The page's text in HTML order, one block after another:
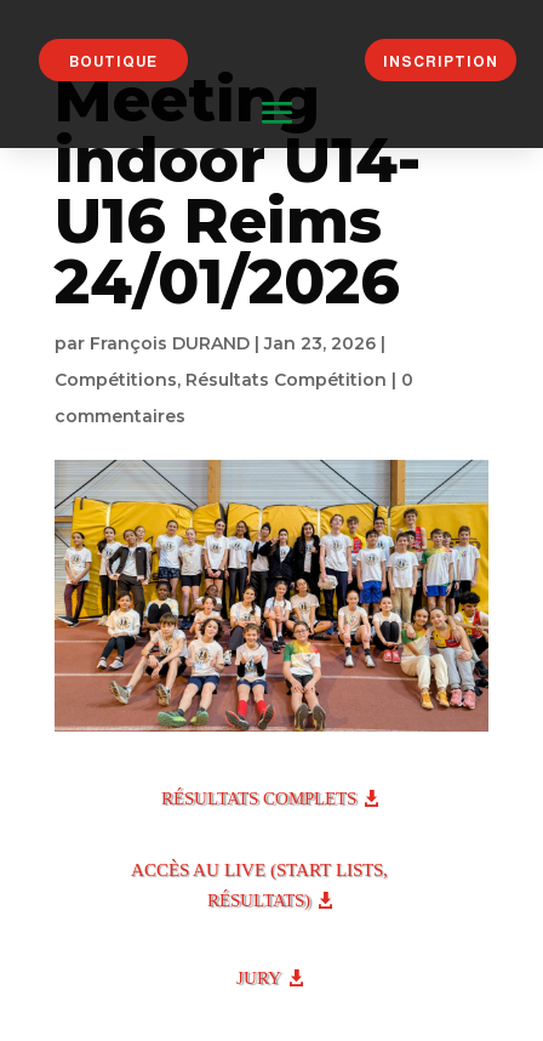
BOUTIQUE INSCRIPTION
Meeting
indoor U14-
U16 Reims
24/01/2026
par François DURAND|Jan 23, 2026|
Compétitions, Résultats Compétition | 0
commentaires
RÉSULTATS COMPLETS
ACCÈS AU LIVE (START LISTS,
RÉSULTATS)
JURY